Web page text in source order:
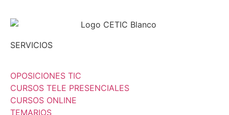
SERVICIOS
OPOSICIONES TIC
CURSOS TELE PRESENCIALES
CURSOS ONLINE
TEMARIOS